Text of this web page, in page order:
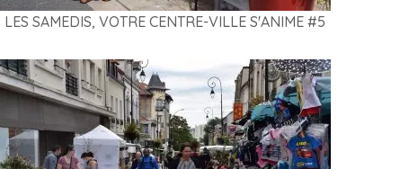
LES SAMEDIS, VOTRE CENTRE-VILLE S'ANIME #5